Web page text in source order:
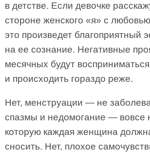
в детстве. Если девочке
стороне женского «я» с
это произведет благоприятный
на ее сознание. Негативные
месячных будут
и происходить гораздо реже.
Нет, менструации — не
спазмы и недомогание — вовсе
которую каждая женщина
сносить. Нет, плохое